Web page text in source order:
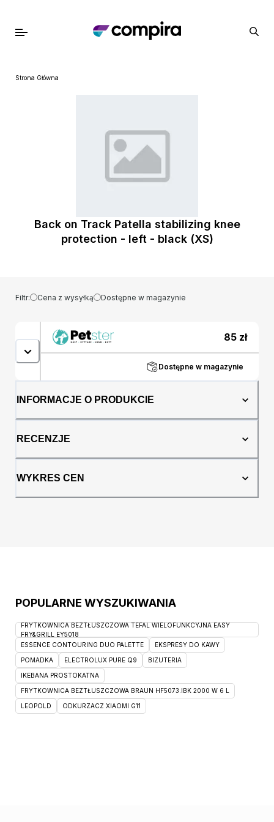
Strona Główna
Back on Track Patella stabilizing knee
protection - left - black (XS)
Filtr: Cena z wysyłką Dostępne w magazynie
85 zł
Dostępne w magazynie
INFORMACJE O PRODUKCIE
RECENZJE
WYKRES CEN
POPULARNE WYSZUKIWANIA
FRYTKOWNICA BEZTŁUSZCZOWA TEFAL WIELOFUNKCYJNA EASY
FRY&GRILL EY5018
ESSENCE CONTOURING DUO PALETTE
EKSPRESY DO KAWY
POMADKA ELECTROLUX PURE Q9 BIZUTERIA
IKEBANA PROSTOKATNA
FRYTKOWNICA BEZTŁUSZCZOWA BRAUN HF5073.IBK 2000 W 6 L
LEOPOLD ODKURZACZ XIAOMI G11